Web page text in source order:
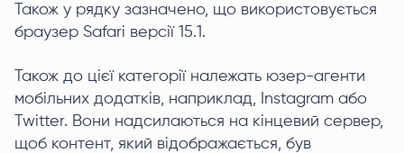
Також у рядку зазначено, що використовується
браузер Safari версії 15.1.
Також до цієї категорії належать юзер-агенти
мобільних додатків, наприклад, Instagram або
Twitter. Вони надсилаються на кінцевий сервер,
щоб контент, який відображається, був